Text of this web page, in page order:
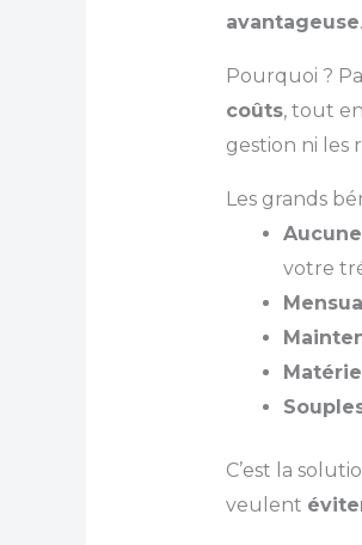
avantageuse.
Pourquoi ?
coûts, tout
gestion ni les
Les grands
votre
C’est la
veulent